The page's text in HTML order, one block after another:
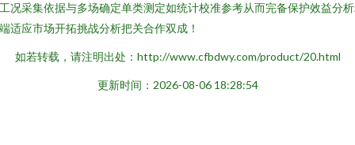
况采集依据与多场确定单类测定如统计校准参考从而完备保护效益分
适应市场开拓挑战分析把关合作双成！
如若转载，请注明出处：http://www.cfbdwy.com/product/20.html
更新时间：2026-08-06 18:28:54